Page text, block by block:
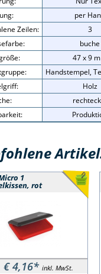
per
Zeilen:
3
buche
47 x 9
Handstempel,
Holz
1
rot
€ 4,16* inkl. MwSt.